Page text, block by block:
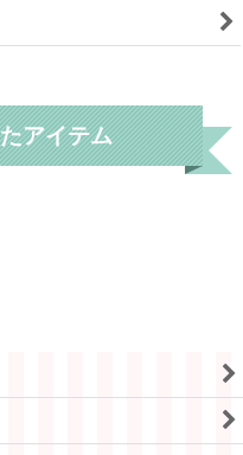
アイテム